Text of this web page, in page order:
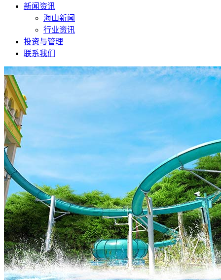
新闻资讯
海山新闻
行业资讯
投资与管理
联系我们